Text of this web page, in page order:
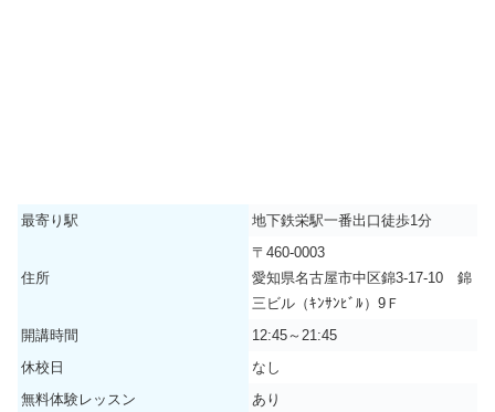
最寄り駅 地下鉄栄駅一番出口徒歩1分
住所
〒460-0003
愛知県名古屋市中区錦3-17-10 錦
三ビル（ｷﾝｻﾝﾋﾞﾙ）9Ｆ
開講時間
12:45～21:45
休校日
なし
無料体験レッスン
あり